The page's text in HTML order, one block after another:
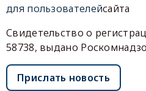
для пользователейсайта
Свидетельство о
58738, выдано
Прислать новость